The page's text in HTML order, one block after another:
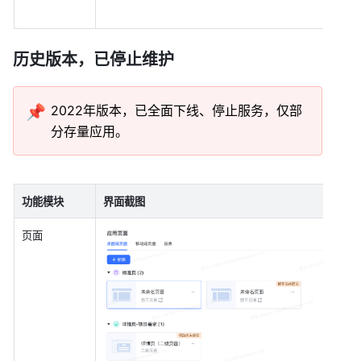
历史版本，已停止维护
📌 2022年版本，已全面下线、停止服务，仅部
分存量应用。
功能模块 界面截图
页面